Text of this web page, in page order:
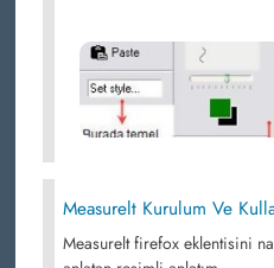
Measurelt Kurulum Ve
Measurelt firefox eklentisini